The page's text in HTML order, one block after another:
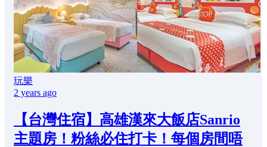
玩樂
2 years ago
【台灣住宿】高雄漢來大飯店Sanrio
主題房！粉絲必住打卡！每個房間唔